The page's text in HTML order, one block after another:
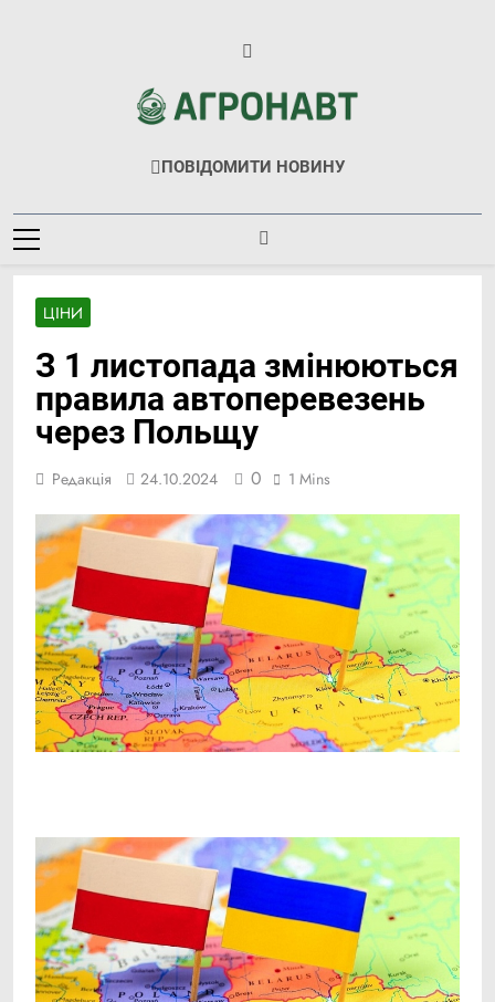
Агронавт
Новини Українського Агробізнесу
ПОВІДОМИТИ НОВИНУ
ЦІНИ
З 1 листопада змінюються
правила автоперевезень
через Польщу
Редакція 24.10.2024 0 1 Mins
Link